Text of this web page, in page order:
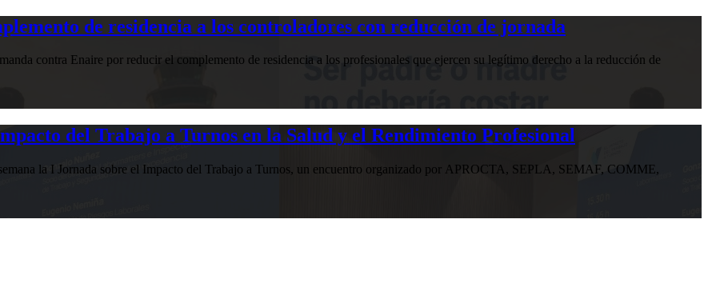
de residencia a los controladores con reducción de jornada
contra Enaire por reducir el complemento de residencia a los profesionales que ejercen su legítimo derecho a la reducción de
del Trabajo a Turnos en la Salud y el Rendimiento Profesional
la I Jornada sobre el Impacto del Trabajo a Turnos, un encuentro organizado por APROCTA, SEPLA, SEMAF, COMME,